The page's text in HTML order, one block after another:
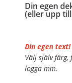
Din egen
(eller upp
Din egen text!
Välj själv färg,
logga mm.